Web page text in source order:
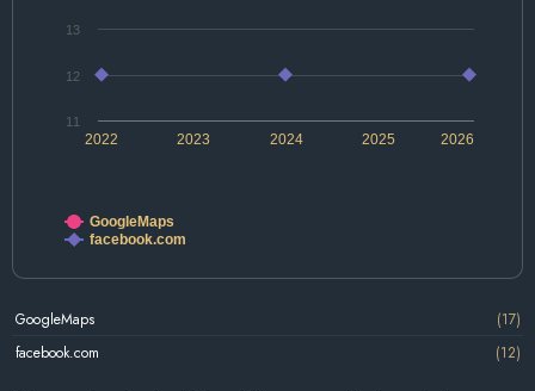
2022 2024 2026
2023 2025
11
12
13
GoogleMaps
facebook.com
GoogleMaps
(17)
facebook.com
(12)